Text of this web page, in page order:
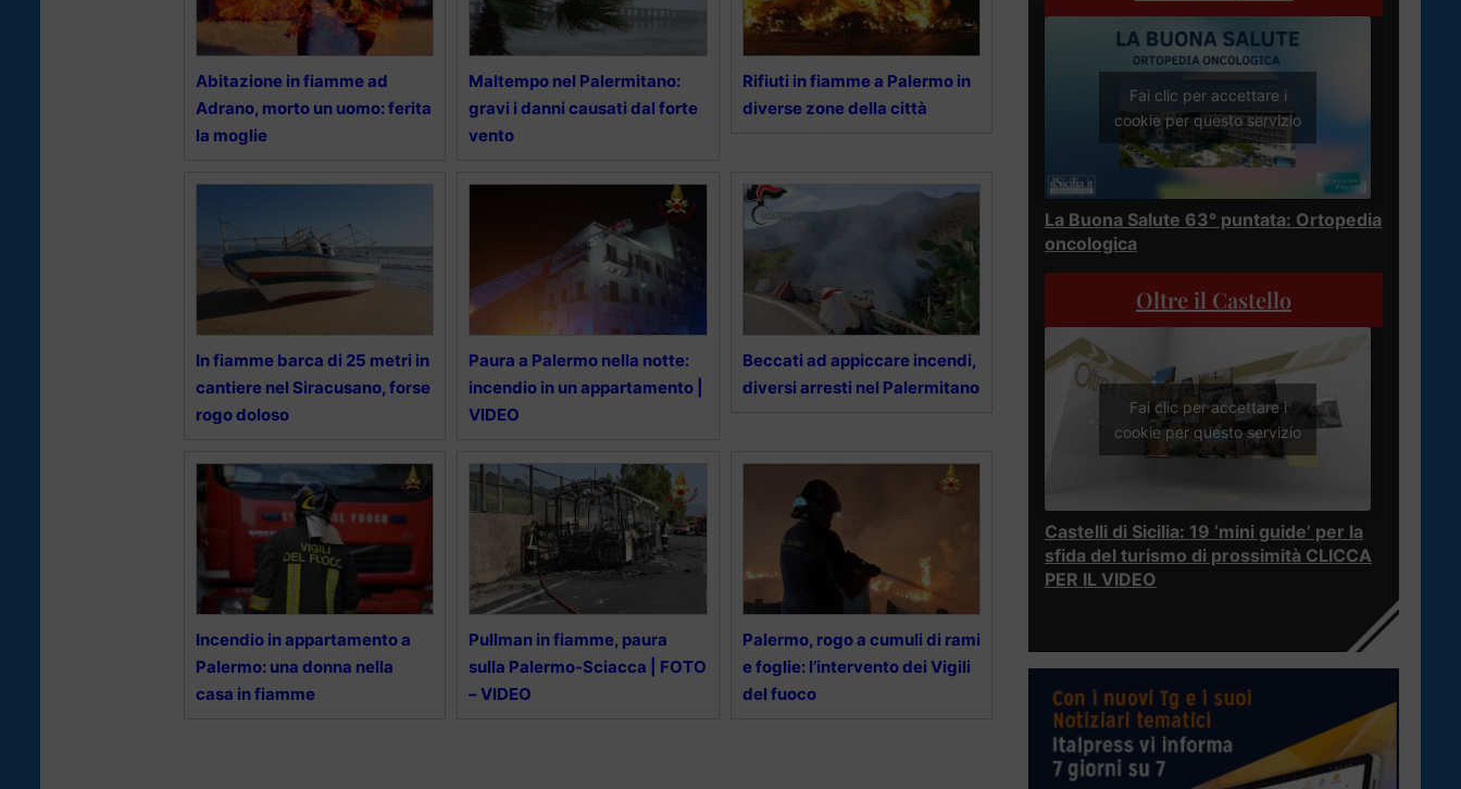
Abitazione in fiamme ad
Adrano, morto un uomo: ferita
la moglie
Maltempo nel Palermitano:
gravi i danni causati dal forte
vento
Rifiuti in fiamme a Palermo in
diverse zone della città
In fiamme barca di 25 metri in
cantiere nel Siracusano, forse
rogo doloso
Paura a Palermo nella notte:
incendio in un appartamento |
VIDEO
Beccati ad appiccare incendi,
diversi arresti nel Palermitano
Incendio in appartamento a
Palermo: una donna nella
casa in fiamme
Pullman in fiamme, paura
sulla Palermo-Sciacca | FOTO
– VIDEO
Palermo, rogo a cumuli di rami
e foglie: l’intervento dei Vigili
del fuoco
Fai clic per accettare i
cookie per questo servizio
La Buona Salute 63° puntata: Ortopedia
oncologica
Oltre il Castello
Fai clic per accettare i
cookie per questo servizio
Castelli di Sicilia: 19 ‘mini guide’ per la
sfida del turismo di prossimità CLICCA
PER IL VIDEO